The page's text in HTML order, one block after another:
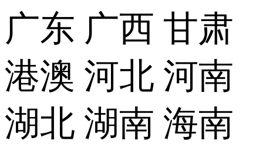
广东 广西 甘肃
港澳 河北 河南
湖北 湖南 海南